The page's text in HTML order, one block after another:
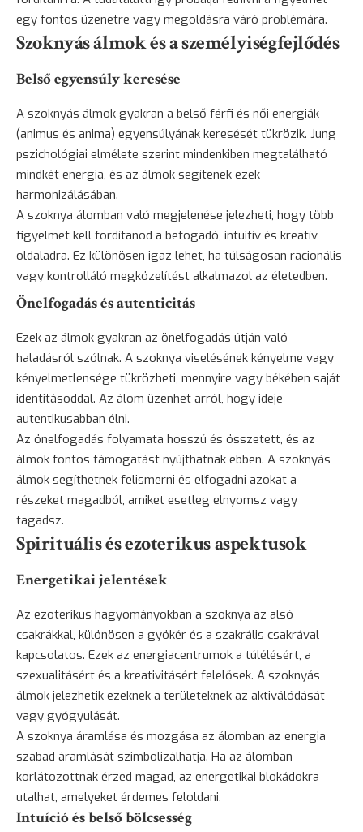
egy fontos üzenetre vagy megoldásra váró problémára.
Szoknyás álmok és a személyiségfejlődés
Belső egyensúly keresése
A szoknyás álmok gyakran a belső férfi és női energiák
(animus és anima) egyensúlyának keresését tükrözik. Jung
pszichológiai elmélete szerint mindenkiben megtalálható
mindkét energia, és az álmok segítenek ezek
harmonizálásában.
A szoknya álomban való megjelenése jelezheti, hogy több
figyelmet kell fordítanod a befogadó, intuitív és kreatív
oldaladra. Ez különösen igaz lehet, ha túlságosan racionális
vagy kontrolláló megközelítést alkalmazol az életedben.
Önelfogadás és autenticitás
Ezek az álmok gyakran az önelfogadás útján való
haladásról szólnak. A szoknya viselésének kényelme vagy
kényelmetlensége tükrözheti, mennyire vagy békében saját
identitásoddal. Az álom üzenhet arról, hogy ideje
autentikusabban élni.
Az önelfogadás folyamata hosszú és összetett, és az
álmok fontos támogatást nyújthatnak ebben. A szoknyás
álmok segíthetnek felismerni és elfogadni azokat a
részeket magadból, amiket esetleg elnyomsz vagy
tagadsz.
Spirituális és ezoterikus aspektusok
Energetikai jelentések
Az ezoterikus hagyományokban a szoknya az alsó
csakrákkal, különösen a gyökér és a szakrális csakrával
kapcsolatos. Ezek az energiacentrumok a túlélésért, a
szexualitásért és a kreativitásért felelősek. A szoknyás
álmok jelezhetik ezeknek a területeknek az aktiválódását
vagy gyógyulását.
A szoknya áramlása és mozgása az álomban az energia
szabad áramlását szimbolizálhatja. Ha az álomban
korlátozottnak érzed magad, az energetikai blokádokra
utalhat, amelyeket érdemes feloldani.
Intuíció és belső bölcsesség